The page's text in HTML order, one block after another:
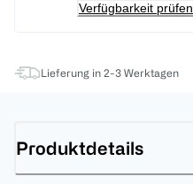
Verfügbarkeit prüfen
Lieferung in 2-3 Werktagen
Produktdetails